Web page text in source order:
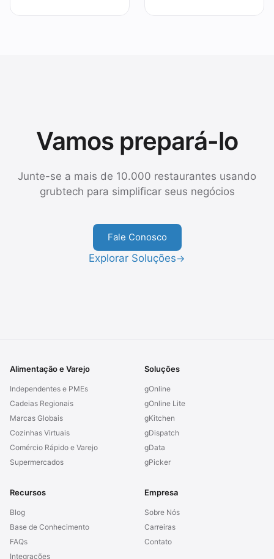
Vamos prepará-lo
Junte-se a mais de 10.000 restaurantes usando
grubtech para simplificar seus negócios
Fale Conosco
Explorar Soluções→
Alimentação e Varejo
Independentes e PMEs
Cadeias Regionais
Marcas Globais
Cozinhas Virtuais
Comércio Rápido e Varejo
Supermercados
Soluções
gOnline
gOnline Lite
gKitchen
gDispatch
gData
gPicker
Recursos
Blog
Base de Conhecimento
FAQs
Integrações
Empresa
Sobre Nós
Carreiras
Contato